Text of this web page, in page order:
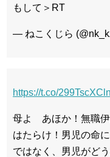
もして＞RT
— ねこくじら
https://t.co/299TscXCln
母よ あほか！無職伊
はたらけ！男児の命
ではなく、男児がど